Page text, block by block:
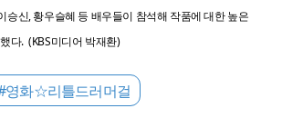
승신, 황우슬혜 등 배우들이 참석해 작품에 대한 높은
다. (KBS미디어 박재환)
영화☆리틀드러머걸